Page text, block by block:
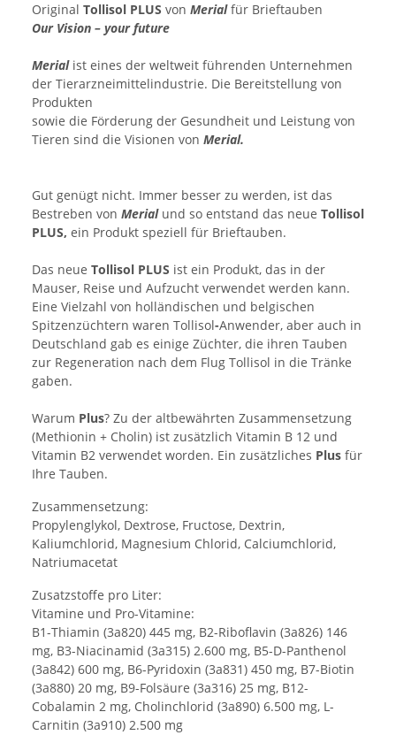
Original Tollisol PLUS von Merialfür Brieftauben
Our Vision – your future
Merial ist eines der weltweit führenden Unternehmen
der Tierarzneimittelindustrie. Die Bereitstellung von
Produkten
sowie die Förderung der Gesundheit und Leistung von
Tieren sind die Visionen von Merial.
Gut genügt nicht. Immer besser zu werden, ist das
Bestreben von Merial und so entstand das neue Tollisol
PLUS, ein Produkt speziell für Brieftauben.
Das neue Tollisol PLUS ist ein Produkt, das in der
Mauser, Reise und Aufzucht verwendet werden kann.
Eine Vielzahl von holländischen und belgischen
Spitzenzüchtern waren Tollisol-Anwender, aber auch in
Deutschland gab es einige Züchter, die ihren Tauben
zur Regeneration nach dem Flug Tollisol in die Tränke
gaben.
Warum Plus? Zu der altbewährten Zusammensetzung
(Methionin + Cholin) ist zusätzlich Vitamin B 12 und
Vitamin B2 verwendet worden. Ein zusätzliches Plus für
Ihre Tauben.
Zusammensetzung:
Propylenglykol, Dextrose, Fructose, Dextrin,
Kaliumchlorid, Magnesium Chlorid, Calciumchlorid,
Natriumacetat
Zusatzstoffe pro Liter:
Vitamine und Pro-Vitamine:
B1-Thiamin (3a820) 445 mg, B2-Riboflavin (3a826) 146
mg, B3-Niacinamid (3a315) 2.600 mg, B5-D-Panthenol
(3a842) 600 mg, B6-Pyridoxin (3a831) 450 mg, B7-Biotin
(3a880) 20 mg, B9-Folsäure (3a316) 25 mg, B12-
Cobalamin 2 mg, Cholinchlorid (3a890) 6.500 mg, L-
Carnitin (3a910) 2.500 mg